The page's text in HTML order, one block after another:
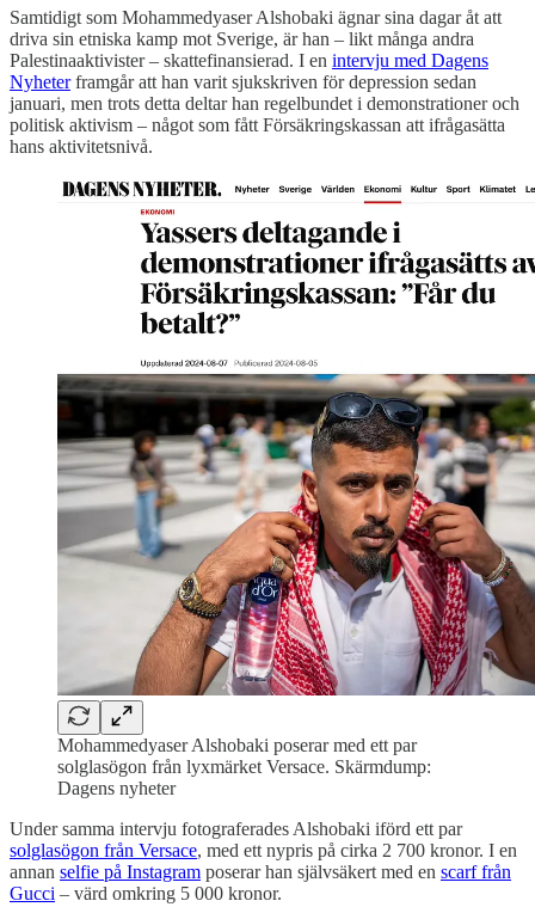
Samtidigt som Mohammedyaser Alshobaki ägnar sina dagar åt att
driva sin etniska kamp mot Sverige, är han – likt många andra
Palestinaaktivister – skattefinansierad. I en intervju med Dagens
Nyheterframgår att han varit sjukskriven för depression sedan
januari, men trots detta deltar han regelbundet i demonstrationer och
politisk aktivism – något som fått Försäkringskassan att ifrågasätta
hans aktivitetsnivå.
Mohammedyaser Alshobaki poserar med ett par
solglasögon från lyxmärket Versace. Skärmdump:
Dagens nyheter
Under samma intervju fotograferades Alshobaki iförd ett par
solglasögon från Versace, med ett nypris på cirka 2 700 kronor. I en
annan selfie på Instagram poserar han självsäkert med en scarf från
Gucci – värd omkring 5 000 kronor.